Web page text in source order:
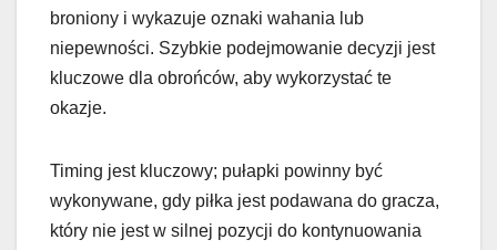
broniony i wykazuje oznaki wahania lub
niepewności. Szybkie podejmowanie decyzji jest
kluczowe dla obrońców, aby wykorzystać te
okazje.
Timing jest kluczowy; pułapki powinny być
wykonywane, gdy piłka jest podawana do gracza,
który nie jest w silnej pozycji do kontynuowania